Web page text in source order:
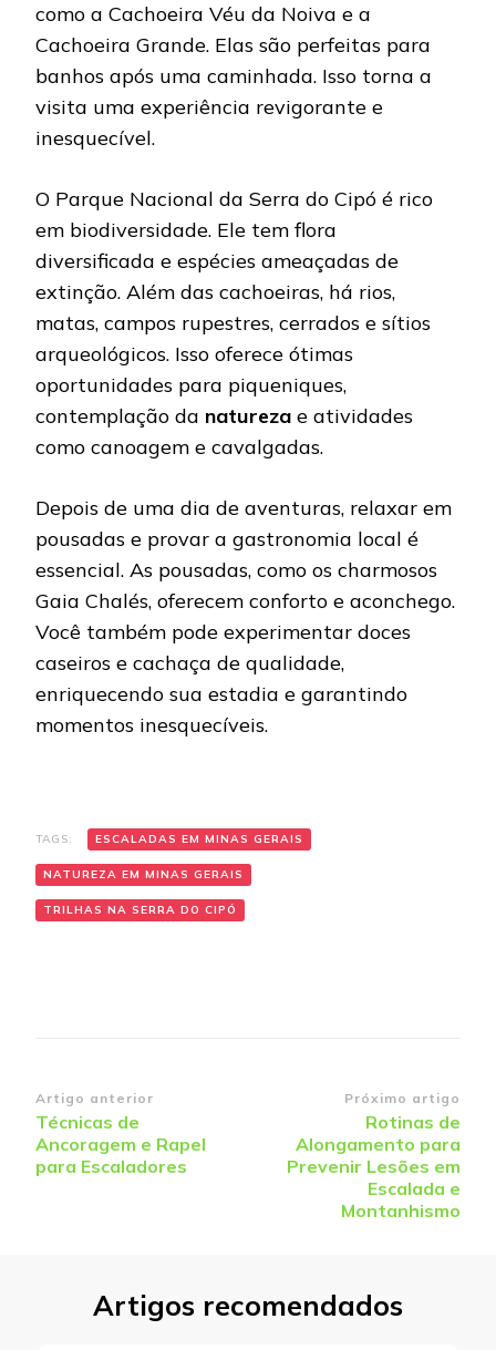
como a Cachoeira Véu da Noiva e a
Cachoeira Grande. Elas são perfeitas para
banhos após uma caminhada. Isso torna a
visita uma experiência revigorante e
inesquecível.
O Parque Nacional da Serra do Cipó é rico
em biodiversidade. Ele tem flora
diversificada e espécies ameaçadas de
extinção. Além das cachoeiras, há rios,
matas, campos rupestres, cerrados e sítios
arqueológicos. Isso oferece ótimas
oportunidades para piqueniques,
contemplação da natureza e atividades
como canoagem e cavalgadas.
Depois de uma dia de aventuras, relaxar em
pousadas e provar a gastronomia local é
essencial. As pousadas, como os charmosos
Gaia Chalés, oferecem conforto e aconchego.
Você também pode experimentar doces
caseiros e cachaça de qualidade,
enriquecendo sua estadia e garantindo
momentos inesquecíveis.
TAGS: ESCALADAS EM MINAS GERAIS
NATUREZA EM MINAS GERAIS
TRILHAS NA SERRA DO CIPÓ
Navegação
de
post
Artigo anterior
Técnicas de
Ancoragem e Rapel
para Escaladores
Próximo artigo
Rotinas de
Alongamento para
Prevenir Lesões em
Escalada e
Montanhismo
Artigos recomendados